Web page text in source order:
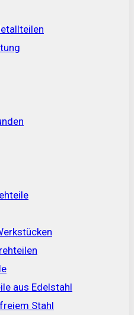
aus Edelstahl
Stahl